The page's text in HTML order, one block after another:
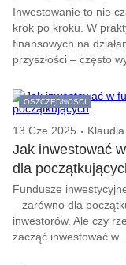
Inwestowanie to nie
krok po kroku. W
finansowych na
przyszłości – często
OSZCZĘDNOŚCI
13 Cze 2025
Jak inwestować
dla
Fundusze
– zarówno dla
inwestorów. Ale czy
zacząć inwestować w...